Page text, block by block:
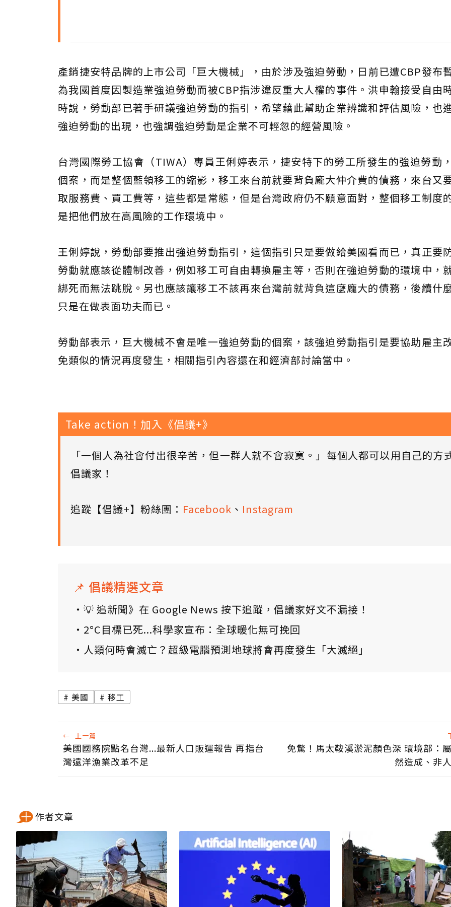
產銷捷安特品牌的上市公司「巨大機械」，由於涉及強迫勞動，日前已遭CBP發布
為我國首度因製造業強迫勞動而被CBP指涉違反重大人權的事件。洪申翰接受自由
時說，勞動部已著手研議強迫勞動的指引，希望藉此幫助企業辨識和評估風險，也
強迫勞動的出現，也強調強迫勞動是企業不可輕忽的經營風險。
台灣國際勞工協會（TIWA）專員王俐婷表示，捷安特下的勞工所發生的強迫勞動
個案，而是整個藍領移工的縮影，移工來台前就要背負龐大仲介費的債務，來台又
取服務費、買工費等，這些都是常態，但是台灣政府仍不願意面對，整個移工制度
是把他們放在高風險的工作環境中。
王俐婷說，勞動部要推出強迫勞動指引，這個指引只是要做給美國看而已，真正要
勞動就應該從體制改善，例如移工可自由轉換雇主等，否則在強迫勞動的環境中，
綁死而無法跳脫。另也應該讓移工不該再來台灣前就背負這麼龐大的債務，後續什
只是在做表面功夫而已。
勞動部表示，巨大機械不會是唯一強迫勞動的個案，該強迫勞動指引是要協助雇主
免類似的情況再度發生，相關指引內容還在和經濟部討論當中。
Take action！加入《倡議+》
「一個人為社會付出很辛苦，但一群人就不會寂寞。」每個人都可以用自己的方
倡議家！
追蹤【倡議+】粉絲團： Facebook 、 Instagram
📌 倡議精選文章
💡 追新聞》在 Google News 按下追蹤，倡議家好文不漏接！
2°C目標已死...科學家宣布：全球暖化無可挽回
人類何時會滅亡？超級電腦預測地球將會再度發生「大滅絕」
美國 移工
← 上一篇
美國國務院點名台灣...最新人口販運報告 再指台
灣遠洋漁業改革不足
免驚！馬太鞍溪淤泥顏色深 環境部：
然造成、非
作者文章